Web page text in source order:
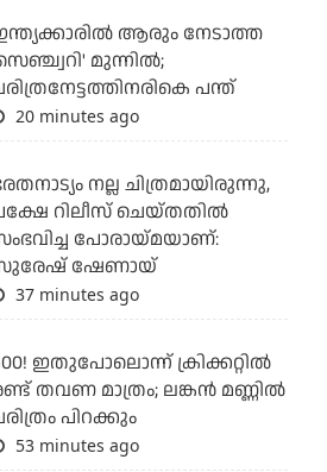
ആരും നേടാത്ത
മുന്നില്‍;
പന്ത്
20 minutes ago
നല്ല ചിത്രമായിരുന്നു,
റിലീസ് ചെയ്തതില്‍
പോരായ്മയാണ്:
ഷേണായ്
37 minutes ago
ഇതുപോലൊന്ന് ക്രിക്കറ്റില്‍
തവണ മാത്രം; ലങ്കന്‍ മണ്ണില്‍
പിറക്കും
53 minutes ago